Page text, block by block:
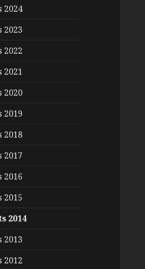
2024
2023
2022
2021
2020
2019
2018
2017
2016
2015
2014
2013
2012